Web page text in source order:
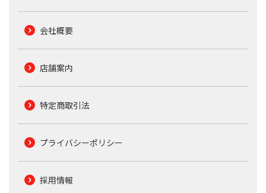
会社概要
店舗案内
特定商取引法
プライバシーポリシー
採用情報